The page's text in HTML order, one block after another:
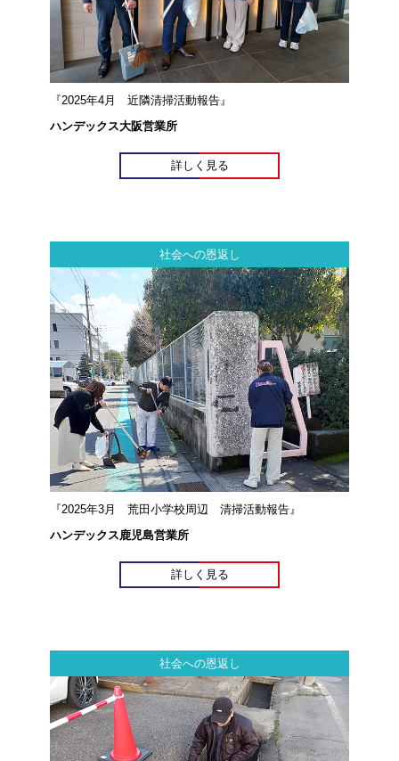
『2025年4月 近隣清掃活動報告』
ハンデックス大阪営業所
詳しく見る
社会への恩返し
『2025年3月 荒田小学校周辺 清掃活動報告』
ハンデックス鹿児島営業所
詳しく見る
社会への恩返し